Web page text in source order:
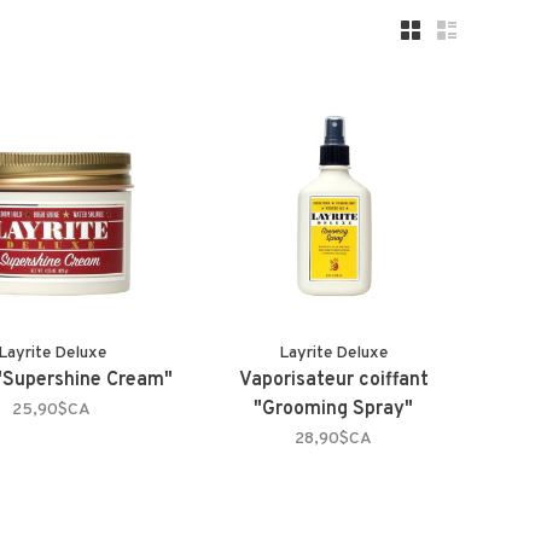
Deluxe
Cream"
25,90$CA
Layrite Deluxe
Vaporisateur coiffant
"Grooming Spray"
28,90$CA